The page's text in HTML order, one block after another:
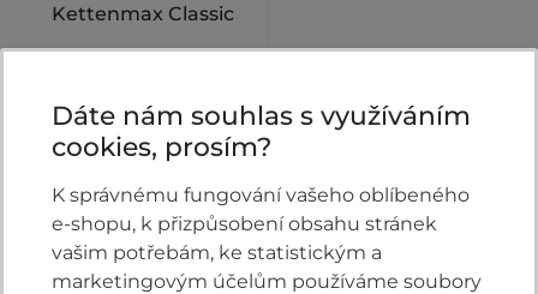
Kettenmax Classic
899 Kč KOUPIT
Dáte nám souhlas s využíváním
cookies, prosím?
K správnému fungování vašeho oblíbeného
e-shopu, k přizpůsobení obsahu stránek
vašim potřebám, ke statistickým a
marketingovým účelům používáme soubory